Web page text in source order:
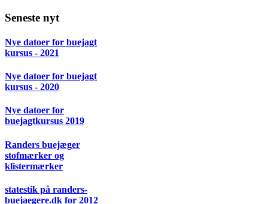
Seneste nyt
Nye datoer for buejagt
kursus - 2021
Nye datoer for buejagt
kursus - 2020
Nye datoer for
buejagtkursus 2019
Randers buejæger
stofmærker og
klistermærker
statestik på randers-
buejaegere.dk for 2012